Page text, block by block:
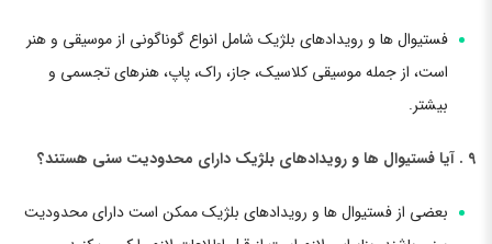
فستیوال ها و رویدادهای بلژیک شامل انواع گوناگونی از موسیقی و هنر
است، از جمله موسیقی کلاسیک، جاز، راک، پاپ، هنرهای تجسمی و
بیشتر.
9 . آیا فستیوال ها و رویدادهای بلژیک دارای محدودیت سنی هستند؟
بعضی از فستیوال ها و رویدادهای بلژیک ممکن است دارای محدودیت